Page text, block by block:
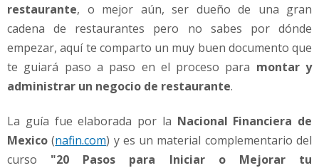
s
restaurante, o mejor aún, ser dueño de una gran
cadena de restaurantes pero no sabes por dónde
empezar, aquí te comparto un muy buen documento que
te guiará paso a paso en el proceso para montar y
administrar un negocio de restaurante.
La guía fue elaborada por la Nacional Financiera de
Mexico (nafin.com) y es un material complementario del
curso "20 Pasos para Iniciar o Mejorar tu